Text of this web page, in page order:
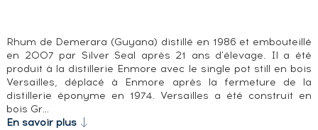
Rhum de Demerara (Guyana) distillé en 1986 et embouteillé
en 2007 par Silver Seal après 21 ans d'élevage. Il a été
produit à la distillerie Enmore avec le single pot still en bois
Versailles, déplacé à Enmore après la fermeture de la
distillerie éponyme en 1974. Versailles a été construit en
bois Gr…
En savoir plus